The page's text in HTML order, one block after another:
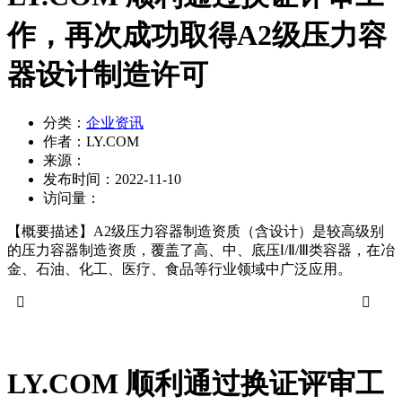
作，再次成功取得A2级压力容
器设计制造许可
分类： 企业资讯
作者： LY.COM
来源：
发布时间： 2022-11-10
访问量：
【概要描述】 A2级压力容器制造资质（含设计）是较高级别
的压力容器制造资质，覆盖了高、中、底压Ⅰ/Ⅱ/Ⅲ类容器，在冶
金、石油、化工、医疗、食品等行业领域中广泛应用。


LY.COM 顺利通过换证评审工